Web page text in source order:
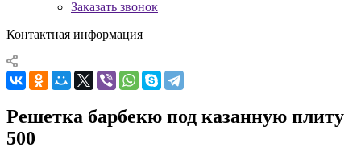
Заказать звонок
Контактная информация
Решетка барбекю под казанную плиту
500